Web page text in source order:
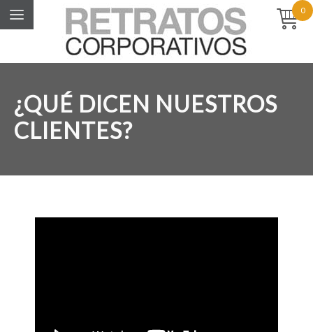
0
¿QUÉ DICEN NUESTROS
CLIENTES?